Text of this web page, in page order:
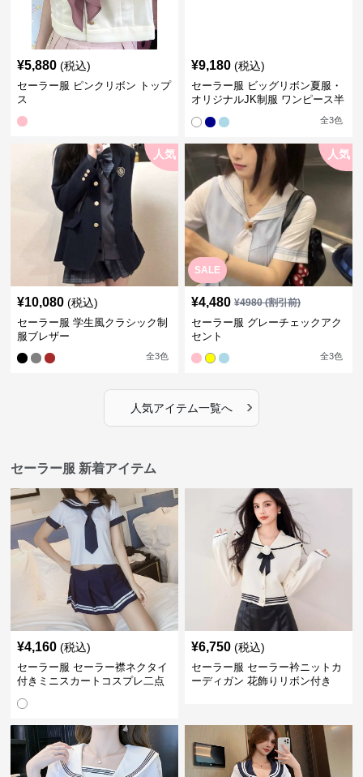
¥5,880 (税込)
セーラー服 ピンクリボン トップ
ス
¥9,180 (税込)
セーラー服 ビッグリボン夏服・
オリジナルJK制服 ワンピース半
全3色
人気
¥10,080 (税込)
セーラー服 学生風クラシック制
服ブレザー
全3色
SALE
人気
¥4,480 ¥4980(割引前)
セーラー服 グレーチェックアク
セント
全3色
人気アイテム一覧へ ›
セーラー服 新着アイテム
¥4,160 (税込)
セーラー服 セーラー襟ネクタイ
付きミニスカートコスプレ二点
¥6,750 (税込)
セーラー服 セーラー衿ニットカ
ーディガン 花飾りリボン付き